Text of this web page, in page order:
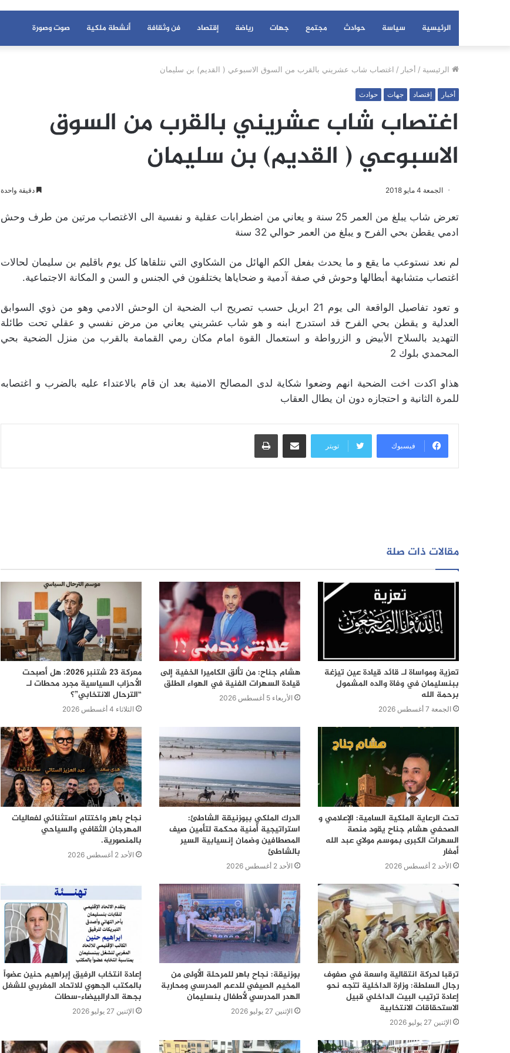
الرئيسية سياسة حوادث مجتمع جهات رياضة إقتصاد فن وثقافة أنشطة ملكية صوت وصورة
الرئيسية / أخبار / اغتصاب شاب عشريني بالقرب من السوق الاسبوعي ( القديم) بن سليمان
أخبار إقتصاد جهات حوادث
اغتصاب شاب عشريني بالقرب من السوق
الاسبوعي ( القديم) بن سليمان
الجمعة 4 مايو 2018 دقيقة واحدة
تعرض شاب يبلغ من العمر 25 سنة و يعاني من اضطرابات عقلية و نفسية الى الاغتصاب مرتين من طرف وحش
ادمي يقطن بحي الفرح و يبلغ من العمر حوالي 32 سنة
لم نعد نستوعب ما يقع و ما يحدث بفعل الكم الهائل من الشكاوي التي نتلقاها كل يوم باقليم بن سليمان لحالات
اغتصاب متشابهة أبطالها وحوش في صفة آدمية و ضحاياها يختلفون في الجنس و السن و المكانة الاجتماعية.
و تعود تفاصيل الواقعة الى يوم 21 ابريل حسب تصريح اب الضحية ان الوحش الادمي وهو من ذوي السوابق
العدلية و يقطن بحي الفرح قد استدرج ابنه و هو شاب عشريني يعاني من مرض نفسي و عقلي تحت طائلة
التهديد بالسلاح الأبيض و الزرواطة و استعمال القوة امام مكان رمي القمامة بالقرب من منزل الضحية بحي
المحمدي بلوك 2
هذاو اكدت اخت الضحية انهم وضعوا شكاية لدى المصالح الامنية بعد ان قام بالاعتداء عليه بالضرب و اغتصابه
للمرة الثانية و احتجازه دون ان يطال العقاب
فيسبوك تويتر
مشاركة عبر البريد طباعة
مقالات ذات صلة
تعزية ومواساة لـ قائد قيادة عين تيزغة
ببنسليمان في وفاة والده المشمول
برحمة الله
الجمعة 7 أغسطس 2026
هشام جناح: من تألق الكاميرا الخفية إلى
قيادة السهرات الفنية في الهواء الطلق
الأربعاء 5 أغسطس 2026
معركة 23 شتنبر 2026: هل أصبحت
الأحزاب السياسية مجرد محطات لـ
“الترحال الانتخابي”؟
الثلاثاء 4 أغسطس 2026
تحت الرعاية الملكية السامية: الإعلامي و
الصحفي هشام جناح يقود منصة
السهرات الكبرى بموسم مولاي عبد الله
أمغار
الأحد 2 أغسطس 2026
الدرك الملكي ببوزنيقة الشاطئ:
استراتيجية أمنية محكمة لتأمين صيف
المصطافين وضمان إنسيابية السير
بالشاطئ
الأحد 2 أغسطس 2026
نجاح باهر واختتام استثنائي لفعاليات
المهرجان الثقافي والسياحي
بالمنصورية.
الأحد 2 أغسطس 2026
ترقبا لحركة انتقالية واسعة في صفوف
رجال السلطة: وزارة الداخلية تتجه نحو
إعادة ترتيب البيت الداخلي قبيل
الاستحقاقات الانتخابية
الإثنين 27 يوليو 2026
بوزنيقة: نجاح باهر للمرحلة الأولى من
المخيم الصيفي للدعم المدرسي ومحاربة
الهدر المدرسي لأطفال بنسليمان
الإثنين 27 يوليو 2026
إعادة انتخاب الرفيق إبراهيم حنين عضواً
بالمكتب الجهوي للاتحاد المغربي للشغل
بجهة الدارالبيضاء–سطات
الإثنين 27 يوليو 2026